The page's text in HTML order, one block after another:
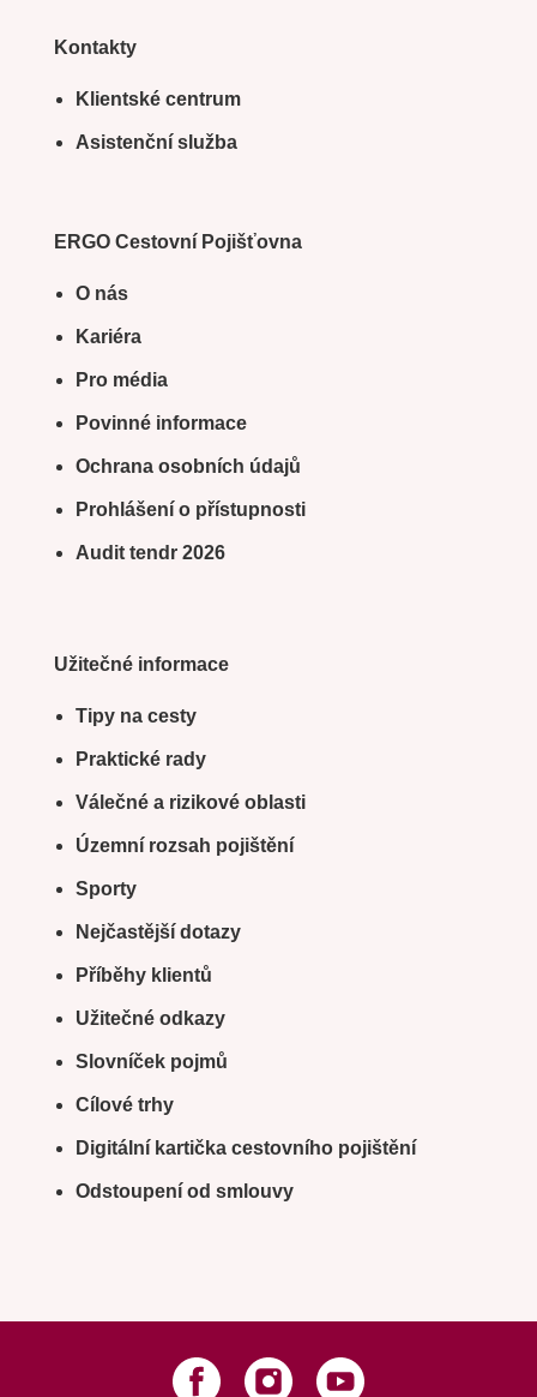
Kontakty
Klientské centrum
Asistenční služba
ERGO Cestovní Pojišťovna
O nás
Kariéra
Pro média
Povinné informace
Ochrana osobních údajů
Prohlášení o přístupnosti
Audit tendr 2026
Užitečné informace
Tipy na cesty
Praktické rady
Válečné a rizikové oblasti
Územní rozsah pojištění
Sporty
Nejčastější dotazy
Příběhy klientů
Užitečné odkazy
Slovníček pojmů
Cílové trhy
Digitální kartička cestovního pojištění
Odstoupení od smlouvy